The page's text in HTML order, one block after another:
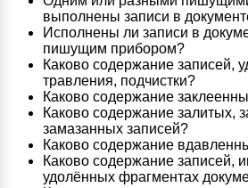
выполнены записи в
Исполнены ли записи в
пишущим прибором?
Каково содержание записей,
травления, подчистки?
Каково содержание
Каково содержание залитых,
замазанных записей?
Каково содержание
Каково содержание записей,
удолённых фрагментах